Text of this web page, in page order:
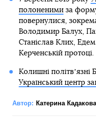
полоненимиза
повернулися,
Володимир Балух,
Станіслав Клих, Едем
Керченській протоці.
Колишні політвʼязні
Український центр
Автор: Катерина Кадакова